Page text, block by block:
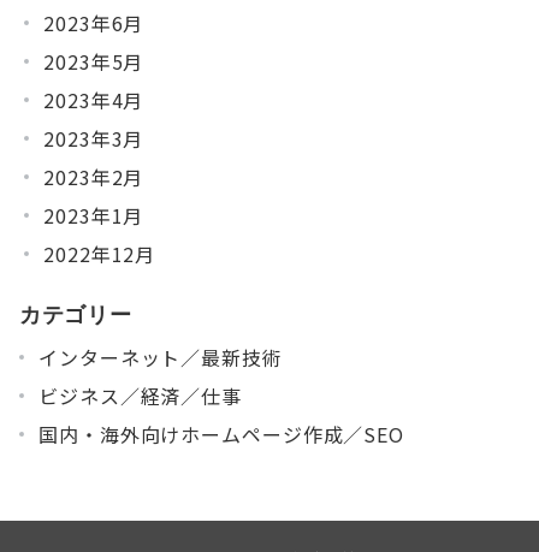
2023年6月
2023年5月
2023年4月
2023年3月
2023年2月
2023年1月
2022年12月
カテゴリー
インターネット／最新技術
ビジネス／経済／仕事
国内・海外向けホームページ作成／SEO